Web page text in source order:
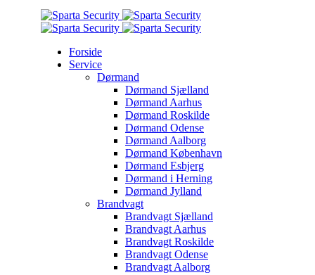
Forside
Service
Dørmand
Dørmand Sjælland
Dørmand Aarhus
Dørmand Roskilde
Dørmand Odense
Dørmand Aalborg
Dørmand København
Dørmand Esbjerg
Dørmand i Herning
Dørmand Jylland
Brandvagt
Brandvagt Sjælland
Brandvagt Aarhus
Brandvagt Roskilde
Brandvagt Odense
Brandvagt Aalborg